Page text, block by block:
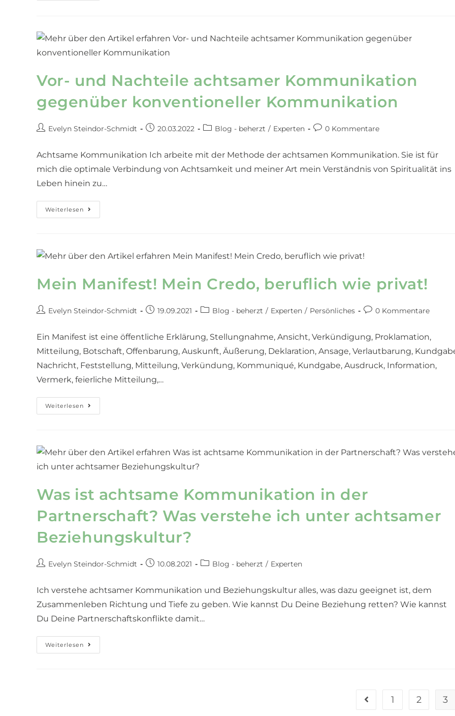
Vor- und Nachteile achtsamer Kommunikation
gegenüber konventioneller Kommunikation
Evelyn Steindor-Schmidt 20.03.2022 Blog - beherzt / Experten 0 Kommentare
Achtsame Kommunikation Ich arbeite mit der Methode der achtsamen Kommunikation. Sie ist für
mich die optimale Verbindung von Achtsamkeit und meiner Art mein Verständnis von Spiritualität ins
Leben hinein zu…
Weiterlesen
Mein Manifest! Mein Credo, beruflich wie privat!
Evelyn Steindor-Schmidt 19.09.2021 Blog - beherzt / Experten / Persönliches 0 Kommentare
Ein Manifest ist eine öffentliche Erklärung, Stellungnahme, Ansicht, Verkündigung, Proklamation,
Mitteilung, Botschaft, Offenbarung, Auskunft, Äußerung, Deklaration, Ansage, Verlautbarung,
Nachricht, Feststellung, Mitteilung, Verkündung, Kommuniqué, Kundgabe, Ausdruck, Information,
Vermerk, feierliche Mitteilung,…
Weiterlesen
Was ist achtsame Kommunikation in der
Partnerschaft? Was verstehe ich unter achtsamer
Beziehungskultur?
Evelyn Steindor-Schmidt 10.08.2021 Blog - beherzt / Experten
Ich verstehe achtsamer Kommunikation und Beziehungskultur alles, was dazu geeignet ist, dem
Zusammenleben Richtung und Tiefe zu geben. Wie kannst Du Deine Beziehung retten? Wie kannst
Du Deine Partnerschaftskonflikte damit…
Weiterlesen
1 2 3